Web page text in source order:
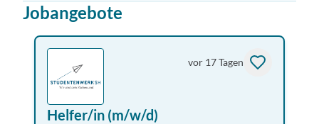
Jobangebote
vor 17 Tagen
Helfer/in (m/w/d)